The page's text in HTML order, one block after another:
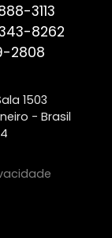
3113
8262
2808
1503
- Brasil